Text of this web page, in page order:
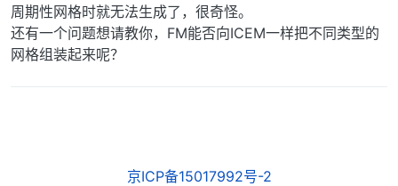
周期性网格时就无法生成了，很奇怪。
还有一个问题想请教你，FM能否向ICEM一样把不同类型的
网格组装起来呢？
京ICP备15017992号-2